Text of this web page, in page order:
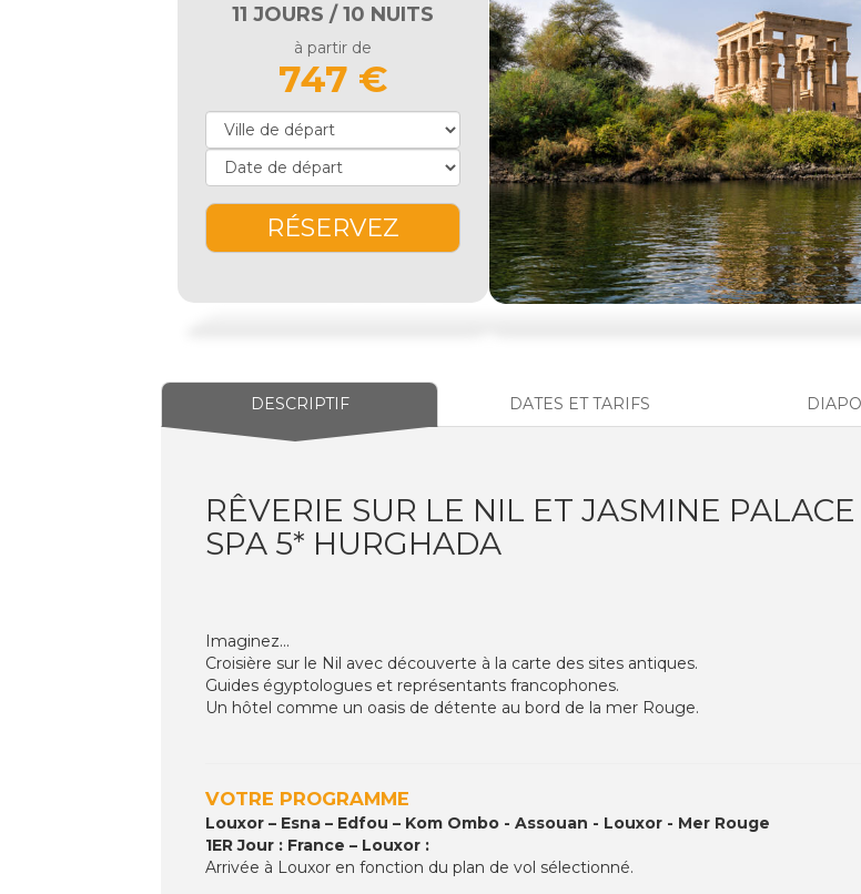
11 JOURS / 10 NUITS
à partir de
747 €
RÉSERVEZ
DESCRIPTIF DATES ET TARIFS
RÊVERIE SUR LE NIL ET JASMINE
SPA 5* HURGHADA
Imaginez...
Croisière sur le Nil avec découverte à la carte des sites antiques.
Guides égyptologues et représentants francophones.
Un hôtel comme un oasis de détente au bord de la mer Rouge.
VOTRE PROGRAMME
Louxor – Esna – Edfou – Kom Ombo - Assouan - Louxor - Mer Rouge
1ER Jour : France – Louxor :
Arrivée à Louxor en fonction du plan de vol sélectionné.